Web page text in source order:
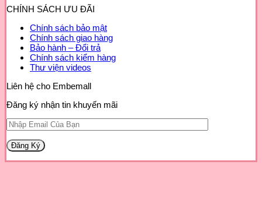
CHÍNH SÁCH ƯU ĐÃI
Chính sách bảo mật
Chính sách giao hàng
Bảo hành – Đổi trả
Chính sách kiểm hàng
Thư viện videos
Liên hệ cho Embemall
Đăng ký nhận tin khuyến mãi